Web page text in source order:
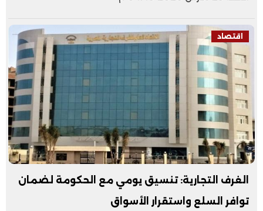
اقتصاد
الغرف التجارية: تنسيق يومي مع الحكومة لضمان
توافر السلع واستقرار الأسواق